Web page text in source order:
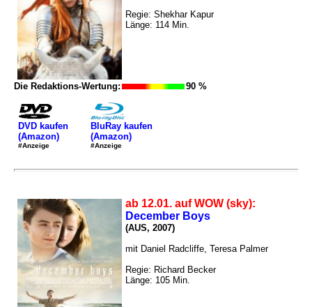
Regie: Shekhar Kapur
Länge: 114 Min.
Die Redaktions-Wertung: 90 %
DVD kaufen
(Amazon)
#Anzeige
BluRay kaufen
(Amazon)
#Anzeige
ab 12.01. auf WOW (sky):
December Boys
(AUS, 2007)
mit Daniel Radcliffe, Teresa Palmer
Regie: Richard Becker
Länge: 105 Min.